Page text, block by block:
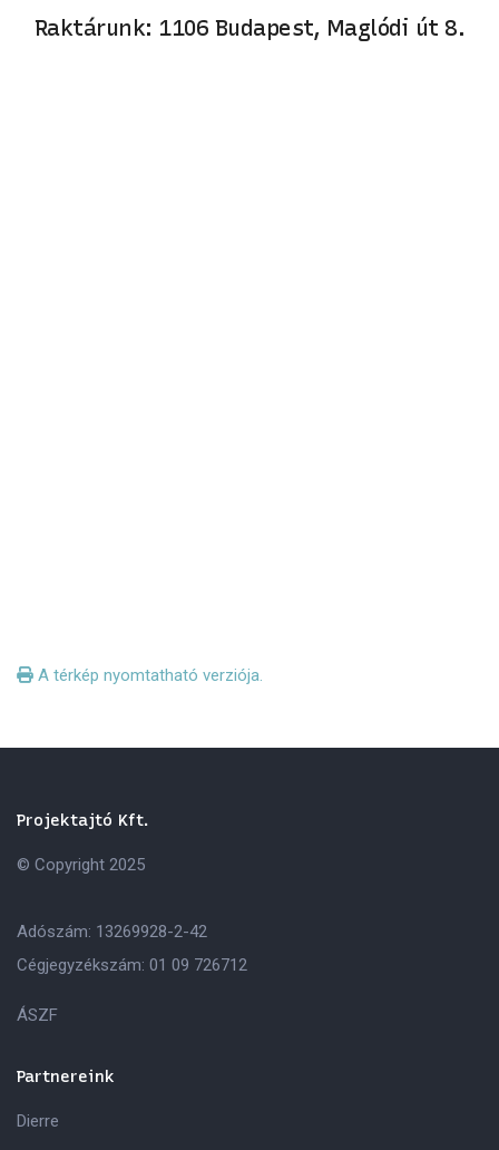
Raktárunk: 1106 Budapest, Maglódi út 8.
A térkép nyomtatható verziója.
Projektajtó Kft.
© Copyright 2025
Adószám: 13269928-2-42
Cégjegyzékszám: 01 09 726712
ÁSZF
Partnereink
Dierre